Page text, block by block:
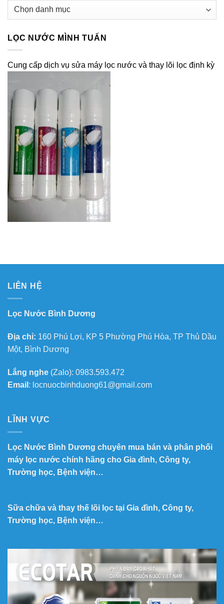
Dịch
LỌC NƯỚC MÌNH TUẤN
Cung cấp dịch vụ sửa máy lọc nước và thay lõi lọc định kỳ
LIÊN HỆ
Lọc Nước Bình Dương
Địa chỉ: 160 Phú Lợi, KP 5 Phường Phú Hòa, TP Thủ Dầu
Một, Bình Dương
Lắng nghe (Zalo): 0983.593.472
Email : locnuocbinhduong61@gmail.com
LĨNH VỰC
Lọc Nước Bình Dương chuyên mua bán và phân phối
máy lọc nước chính hãng cho Gia đình, Công ty,
Trường học, Bệnh viện…
Sữa chữa và thay thế lõi lọc tại Gia đình, Công ty,
Trường học, Bệnh viện…